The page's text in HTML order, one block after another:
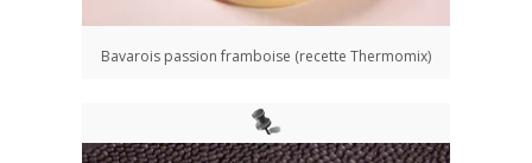
Bavarois passion framboise (recette Thermomix)